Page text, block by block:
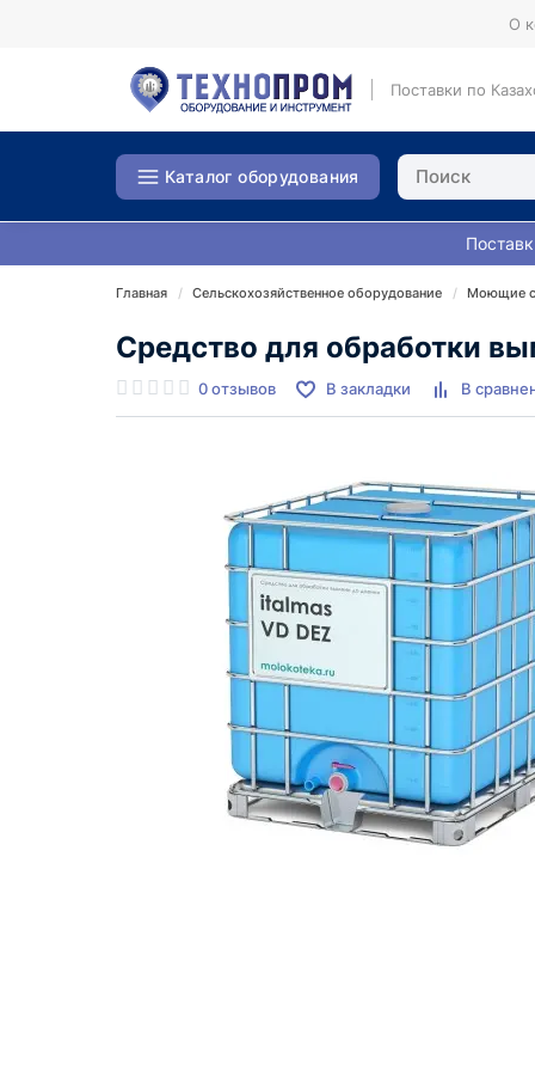
О
Поставки по
Каталог оборудования
Главная Сельскохозяйственное оборудование Моющие
Средство для обработки
0 отзывов В закладки В